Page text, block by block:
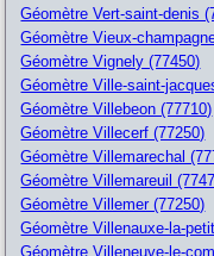
Géomètre Vert-saint-denis
Géomètre Vieux-
Géomètre Vignely (77450)
Géomètre Ville-saint-
Géomètre Villebeon (77710)
Géomètre Villecerf (77250)
Géomètre Villemarechal
Géomètre Villemareuil
Géomètre Villemer (77250)
Géomètre Villenauxe-la-
Géomètre Villeneuve-le-